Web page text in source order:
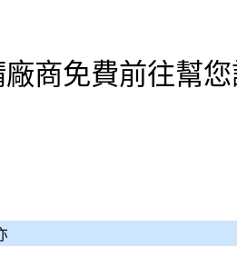
商免費前往幫